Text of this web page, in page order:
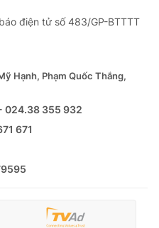
điện tử số 483/GP-BTTTT
Hạnh, Phạm Quốc Thắng,
024.38 355 932
671